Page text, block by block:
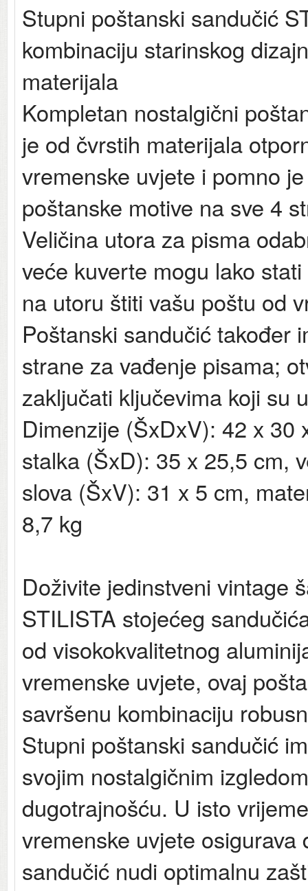
Stupni poštanski sandučić
kombinaciju starinskog
materijala
Kompletan nostalgični
je od čvrstih materijala
vremenske uvjete i pomno
poštanske motive na sve 4
Veličina utora za pisma
veće kuverte mogu lako
na utoru štiti vašu poštu od
Poštanski sandučić također
strane za vađenje pisama;
zaključati ključevima koji su
Dimenzije (ŠxDxV): 42 x 30
stalka (ŠxD): 35 x 25,5 cm,
slova (ŠxV): 31 x 5 cm,
8,7 kg
Doživite jedinstveni vintage
STILISTA stojećeg
od visokokvalitetnog
vremenske uvjete, ovaj
savršenu kombinaciju
Stupni poštanski sandučić
svojim nostalgičnim
dugotrajnošću. U isto
vremenske uvjete osigurava
sandučić nudi optimalnu